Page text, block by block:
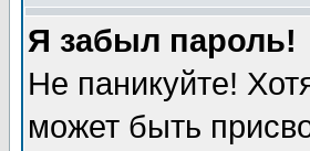
Я забыл пароль!
Не паникуйте!
может быть